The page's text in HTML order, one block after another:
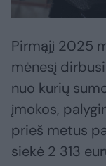
Pirmąjį 2025
mėnesį
nuo kurių
įmokos,
prieš metus
siekė 2 313